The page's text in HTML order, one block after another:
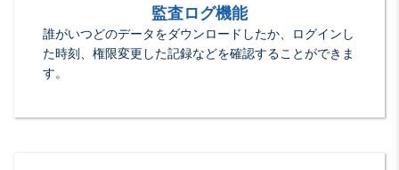
監査ログ機能
誰がいつどのデータをダウンロードしたか、ログインし
た時刻、権限変更した記録などを確認することができま
す。